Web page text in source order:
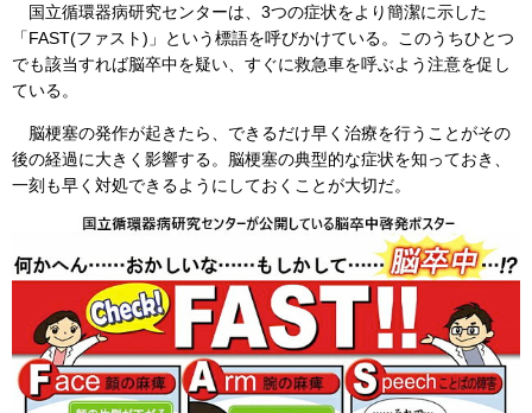
国立循環器病研究センターは、3つの症状をより簡潔に示した
「FAST(ファスト)」という標語を呼びかけている。このうちひとつ
でも該当すれば脳卒中を疑い、すぐに救急車を呼ぶよう注意を促し
ている。
脳梗塞の発作が起きたら、できるだけ早く治療を行うことがその
後の経過に大きく影響する。脳梗塞の典型的な症状を知っておき、
一刻も早く対処できるようにしておくことが大切だ。